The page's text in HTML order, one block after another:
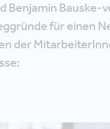
Benjamin Bauske-
für einen
der